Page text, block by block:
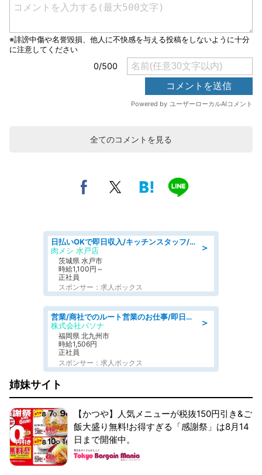
全てのコメントを見る
＞
日払いOKで即日収入/キッチンスタッフ/「原付免許必須」デリバリー業務など、自己成長可能な幅広い仕事に挑戦!髪型自由&ピアス・ネイルOK/茨城県/水戸市
肉メシ 水戸店
茨城県 水戸市
時給1,100円～
正社員
スポンサー：求人ボックス
＞
営業/商社でのルート営業のお仕事/即日勤務可/車通勤可/営業
株式会社パソナ
福岡県 北九州市
時給1,506円
正社員
スポンサー：求人ボックス
姉妹サイト
【かつや】人気メニューが税抜150円引き&ご
飯大盛り無料!お得すぎる「感謝祭」は8月14
日まで開催中。